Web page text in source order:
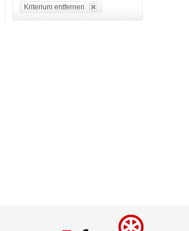
Kriterium entfernen